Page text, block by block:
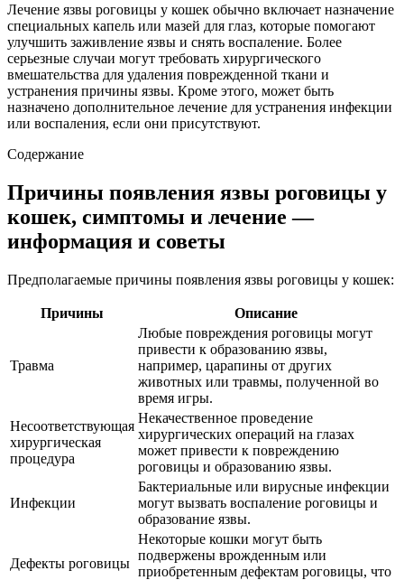
Лечение язвы роговицы у кошек обычно включает назначение
специальных капель или мазей для глаз, которые помогают
улучшить заживление язвы и снять воспаление. Более
серьезные случаи могут требовать хирургического
вмешательства для удаления поврежденной ткани и
устранения причины язвы. Кроме этого, может быть
назначено дополнительное лечение для устранения инфекции
или воспаления, если они присутствуют.
Содержание
Причины появления язвы роговицы у
кошек, симптомы и лечение —
информация и советы
Предполагаемые причины появления язвы роговицы у кошек:
Причины Описание
Травма
Любые повреждения роговицы могут
привести к образованию язвы,
например, царапины от других
животных или травмы, полученной во
время игры.
Несоответствующая
хирургическая
процедура
Некачественное проведение
хирургических операций на глазах
может привести к повреждению
роговицы и образованию язвы.
Инфекции
Бактериальные или вирусные инфекции
могут вызвать воспаление роговицы и
образование язвы.
Дефекты роговицы
Некоторые кошки могут быть
подвержены врожденным или
приобретенным дефектам роговицы, что